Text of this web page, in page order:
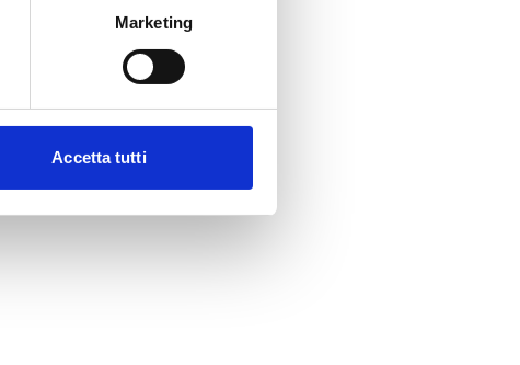
Marketing
Accetta tutti